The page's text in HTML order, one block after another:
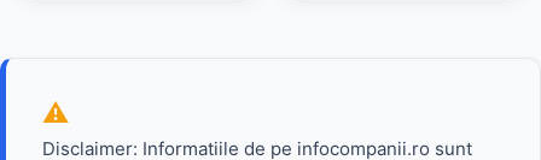
Disclaimer: Informatiile de pe infocompanii.ro sunt